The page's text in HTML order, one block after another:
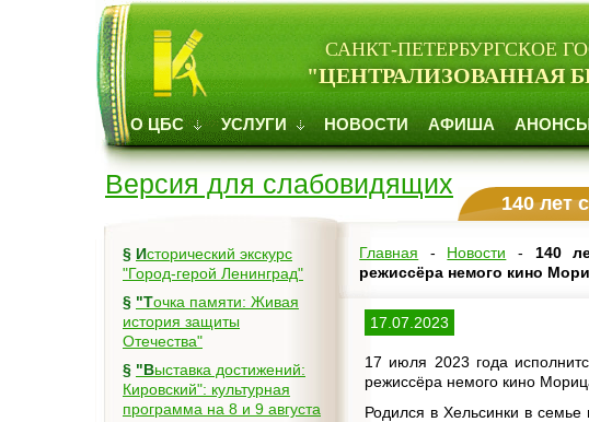
САНКТ-ПЕТЕРБУРГСКОЕ
"ЦЕНТРАЛИЗОВАННАЯ
О ЦБС УСЛУГИ НОВОСТИ АФИША
Версия для слабовидящих
§ Исторический экскурс
"Город-герой Ленинград"
§ "Точка памяти: Живая
история защиты
Отечества"
§ "Выставка достижений:
Кировский": культурная
программа на 8 и 9 августа
140 лет со дня
Главная - Новости - 140
режиссёра немого кино
17.07.2023
17 июля 2023 года
режиссёра немого кино
Родился в Хельсинки в